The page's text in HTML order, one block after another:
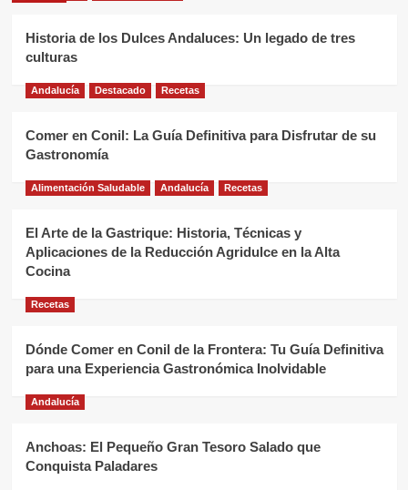
Historia de los Dulces Andaluces: Un legado de tres
culturas
Andalucía Destacado Recetas
Comer en Conil: La Guía Definitiva para Disfrutar de su
Gastronomía
Alimentación Saludable Andalucía Recetas
El Arte de la Gastrique: Historia, Técnicas y
Aplicaciones de la Reducción Agridulce en la Alta
Cocina
Recetas
Dónde Comer en Conil de la Frontera: Tu Guía Definitiva
para una Experiencia Gastronómica Inolvidable
Andalucía
Anchoas: El Pequeño Gran Tesoro Salado que
Conquista Paladares